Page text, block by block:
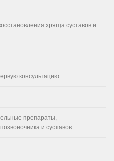
хряща суставов и
консультацию
препараты,
и суставов